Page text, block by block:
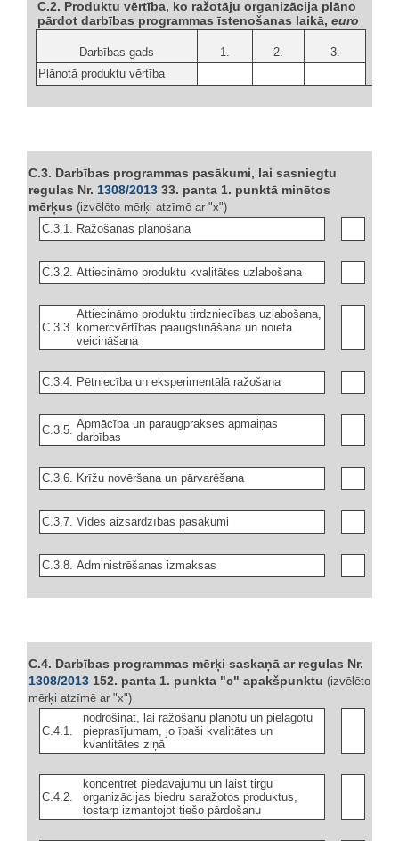
C.2. Produktu vērtība, ko ražotāju organizācija plāno
pārdot darbības programmas īstenošanas laikā, euro
Darbības gads 1. 2.
3.
Plānotā produktu vērtība
C.3. Darbības programmas pasākumi, lai sasniegtu
regulas Nr. 1308/2013 33. panta 1. punktā minētos
mērķus (izvēlēto mērķi atzīmē ar "x")
C.3.1.
Ražošanas plānošana
C.3.2. Attiecināmo produktu kvalitātes uzlabošana
C.3.3.
Attiecināmo produktu tirdzniecības uzlabošana,
komercvērtības paaugstināšana un noieta
veicināšana
C.3.4. Pētniecība un eksperimentālā ražošana
C.3.5. Apmācība un paraugprakses apmaiņas
darbības
C.3.6. Krīžu novēršana un pārvarēšana
C.3.7. Vides aizsardzības pasākumi
C.3.8. Administrēšanas izmaksas
C.4. Darbības programmas mērķi saskaņā ar regulas Nr.
1308/2013 152. panta 1. punkta "c" apakšpunktu (izvēlēto
mērķi atzīmē ar "x")
C.4.1.
nodrošināt, lai ražošanu plānotu un pielāgotu
pieprasījumam, jo īpaši kvalitātes un
kvantitātes ziņā
C.4.2.
koncentrēt piedāvājumu un laist tirgū
organizācijas biedru saražotos produktus,
tostarp izmantojot tiešo pārdošanu